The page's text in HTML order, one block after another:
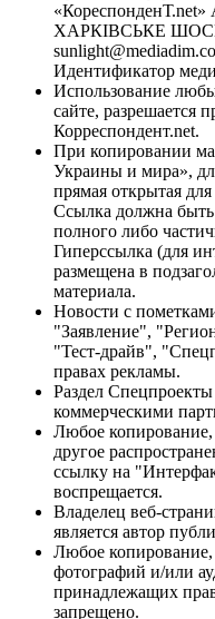
«КореспонденТ.net»
ХАРКІВСЬКЕ ШОСЕ,
Идентификатор
Использование
сайте, разрешается
Корреспондент.net.
При копировании
Украины и мира»,
прямая открытая
Ссылка должна быть
полного либо
Гиперссылка (для
размещена в
материала.
Новости с
"Заявление",
"Тест-драйв",
правах рекламы.
Раздел Спецпроекты
коммерческими
Любое
другое
ссылку на
воспрещается.
Владелец веб-
является автор
Любое копирование,
фотографий и/или
принадлежащих
запрещено.